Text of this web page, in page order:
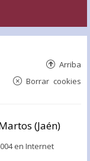
Arriba
Borrar cookies
(Jaén)
en Internet